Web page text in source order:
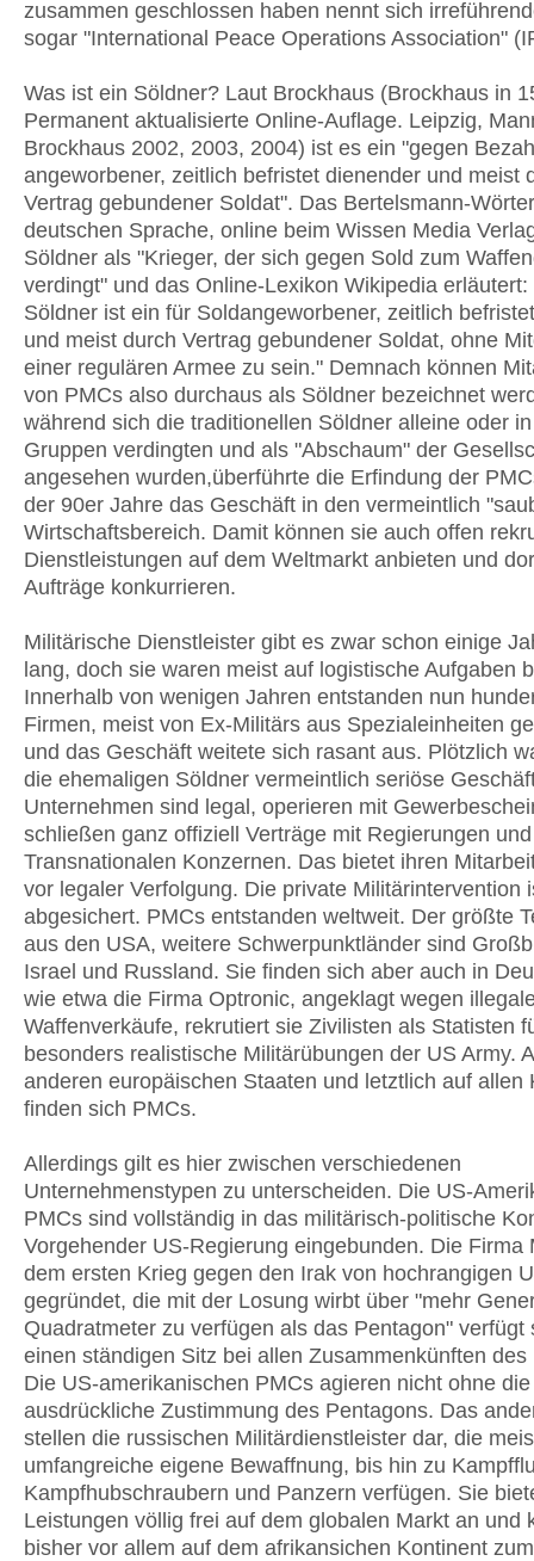
zusammen geschlossen haben nennt sich
sogar "International Peace Operations Association"
Was ist ein Söldner? Laut Brockhaus (Brockhaus in
Permanent aktualisierte Online-Auflage. Leipzig,
Brockhaus 2002, 2003, 2004) ist es ein "gegen
angeworbener, zeitlich befristet dienender und meist
Vertrag gebundener Soldat". Das Bertelsmann-
deutschen Sprache, online beim Wissen Media
Söldner als "Krieger, der sich gegen Sold zum
verdingt" und das Online-Lexikon Wikipedia erläutert:
Söldner ist ein für Soldangeworbener, zeitlich
und meist durch Vertrag gebundener Soldat, ohne
einer regulären Armee zu sein." Demnach können
von PMCs also durchaus als Söldner bezeichnet
während sich die traditionellen Söldner alleine oder
Gruppen verdingten und als "Abschaum" der
angesehen wurden,überführte die Erfindung der
der 90er Jahre das Geschäft in den vermeintlich
Wirtschaftsbereich. Damit können sie auch offen
Dienstleistungen auf dem Weltmarkt anbieten und
Aufträge konkurrieren.
Militärische Dienstleister gibt es zwar schon einige
lang, doch sie waren meist auf logistische Aufgaben
Innerhalb von wenigen Jahren entstanden nun
Firmen, meist von Ex-Militärs aus Spezialeinheiten
und das Geschäft weitete sich rasant aus. Plötzlich
die ehemaligen Söldner vermeintlich seriöse
Unternehmen sind legal, operieren mit
schließen ganz offiziell Verträge mit Regierungen und
Transnationalen Konzernen. Das bietet ihren
vor legaler Verfolgung. Die private Militärintervention
abgesichert. PMCs entstanden weltweit. Der größte
aus den USA, weitere Schwerpunktländer sind
Israel und Russland. Sie finden sich aber auch in
wie etwa die Firma Optronic, angeklagt wegen
Waffenverkäufe, rekrutiert sie Zivilisten als Statisten
besonders realistische Militärübungen der US Army.
anderen europäischen Staaten und letztlich auf allen
finden sich PMCs.
Allerdings gilt es hier zwischen verschiedenen
Unternehmenstypen zu unterscheiden. Die US-
PMCs sind vollständig in das militärisch-politische
Vorgehender US-Regierung eingebunden. Die Firma
dem ersten Krieg gegen den Irak von hochrangigen
gegründet, die mit der Losung wirbt über "mehr
Quadratmeter zu verfügen als das Pentagon" verfügt
einen ständigen Sitz bei allen Zusammenkünften des
Die US-amerikanischen PMCs agieren nicht ohne die
ausdrückliche Zustimmung des Pentagons. Das
stellen die russischen Militärdienstleister dar, die
umfangreiche eigene Bewaffnung, bis hin zu
Kampfhubschraubern und Panzern verfügen. Sie
Leistungen völlig frei auf dem globalen Markt an und
bisher vor allem auf dem afrikansichen Kontinent